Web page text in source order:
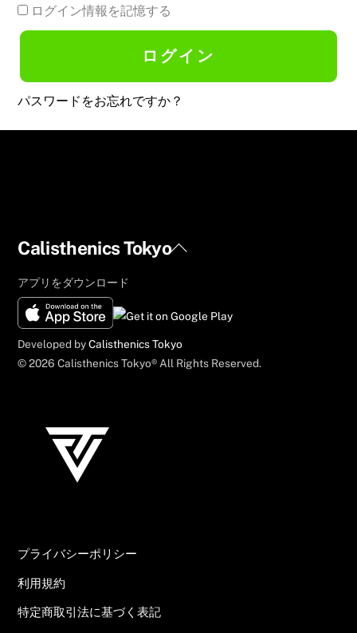
ログイン情報を記憶する
パスワードをお忘れですか？
Back
Calisthenics Tokyo
アプリをダウンロード
Developed byCalisthenics Tokyo
© 2026 Calisthenics Tokyo® All Rights Reserved.
プライバシーポリシー
利用規約
特定商取引法に基づく表記